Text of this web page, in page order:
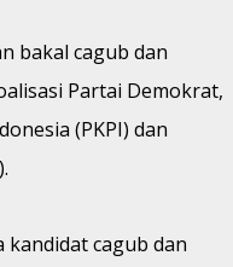
bakal cagub dan
Partai Demokrat,
(PKPI) dan
kandidat cagub dan